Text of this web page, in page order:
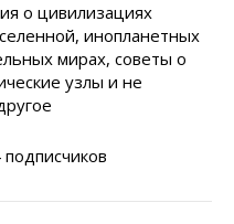
о цивилизациях
инопланетных
мирах, советы о
узлы и не
подписчиков